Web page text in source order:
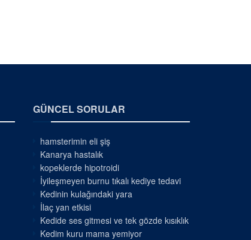
GÜNCEL SORULAR
hamsterimin eli şiş
Kanarya hastalık
kopeklerde hipotroidi
İyileşmeyen burnu tıkalı kediye tedavi
Kedinin kulağındaki yara
İlaç yan etkisi
Kedide ses gitmesi ve tek gözde kısıklık
Kedim kuru mama yemiyor